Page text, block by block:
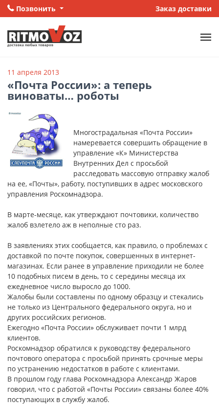
Позвонить Заказ доставки
11 апреля 2013
«Почта России»: а теперь
виноваты… роботы
Многострадальная «Почта России»
намеревается совершить обращение в
управление «К» Министерства
Внутренних Дел с просьбой
расследовать массовую отправку жалоб
на ее, «Почты», работу, поступивших в адрес московского
управления Роскомнадзора.
В марте-месяце, как утверждают почтовики, количество
жалоб взлетело аж в неполные сто раз.
В заявлениях этих сообщается, как правило, о проблемах с
доставкой по почте покупок, совершенных в интернет-
магазинах. Если ранее в управление приходили не более
10 подобных писем в день, то с середины месяца их
ежедневное число выросло до 1000.
Жалобы были составлены по одному образцу и стекались
не только из Центрального федерального округа, но и
других российских регионов.
Ежегодно «Почта России» обслуживает почти 1 млрд
клиентов.
Роскомнадзор обратился к руководству федерального
почтового оператора с просьбой принять срочные меры
по устранению недостатков в работе с клиентами.
В прошлом году глава Роскомнадзора Александр Жаров
говорил, что с работой «Почты России» связаны более 40%
поступающих в службу жалоб.